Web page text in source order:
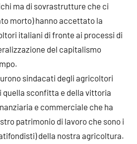
ma di sovrastrutture che ci
morto) hanno accettato la
italiani di fronte ai processi di
del capitalismo
sindacati degli agricoltori
quella sconfitta e della vittoria
e commerciale che ha
patrimonio di lavoro che sono i
della nostra agricoltura.